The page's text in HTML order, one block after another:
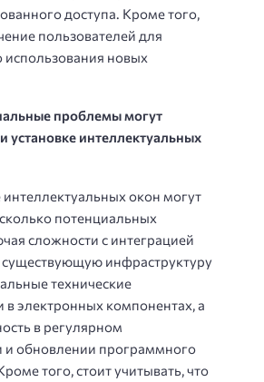
доступа. Кроме того,
пользователей для
новых
проблемы могут
установке интеллектуальных
интеллектуальных окон могут
потенциальных
сложности с интеграцией
инфраструктуру
технические
в электронных компонентах, а
в регулярном
и обновлении программного
того, стоит учитывать, что